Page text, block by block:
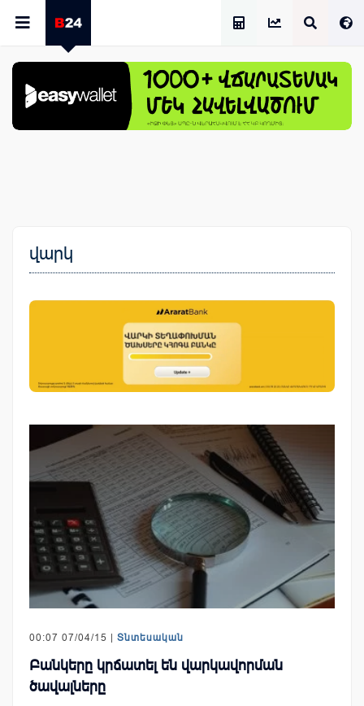
վարկ
00:07 07/04/15 | Տնտեսական
Բանկերը կրճատել են վարկավորման
ծավալները